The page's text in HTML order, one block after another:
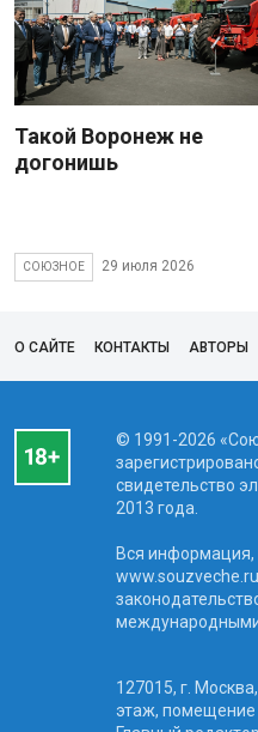
Такой Воронеж не
догонишь
СОЮЗНОЕ 29 июля 2026
О САЙТЕ КОНТАКТЫ АВТОРЫ
© 1991-2026
свидетельство
2013 года.
Вся
127015, г.
этаж, помещение